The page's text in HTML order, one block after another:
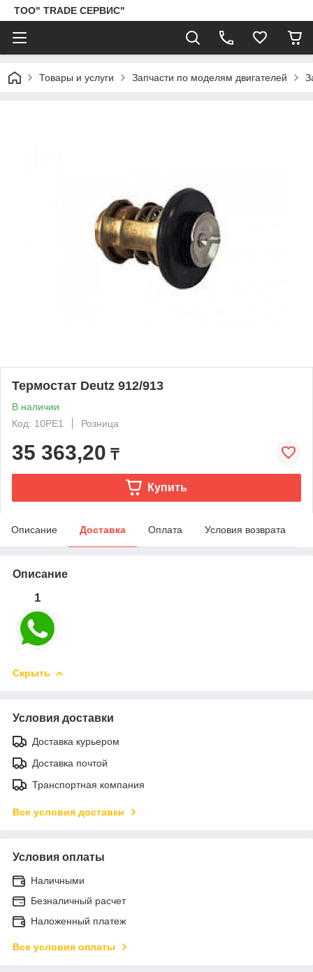
ТОО" TRADE СЕРВИС"
Товары и услуги Запчасти по моделям двигателей
Термостат Deutz 912/913
В наличии
Код: 10PE1
Розница
35 363,20 ₸
Купить
Описание Доставка Оплата Условия возврата
Описание
1
Скрыть
Условия доставки
Доставка курьером
Доставка почтой
Транспортная компания
Все условия доставки
Условия оплаты
Наличными
Безналичный расчет
Наложенный платеж
Все условия оплаты